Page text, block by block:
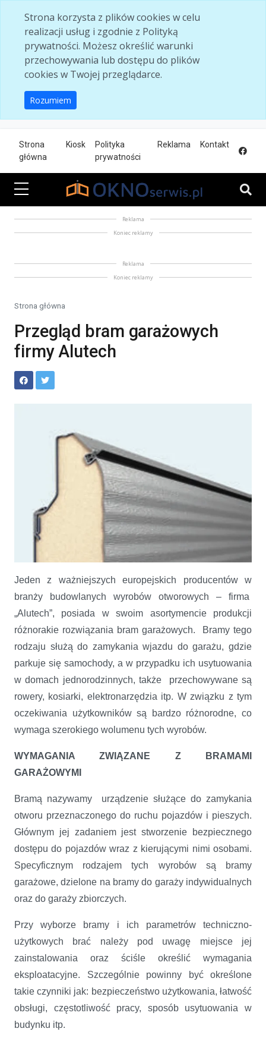
Strona korzysta z plików cookies w celu
realizacji usług i zgodnie z Polityką
prywatności. Możesz określić warunki
przechowywania lub dostępu do plików
cookies w Twojej przeglądarce.
Rozumiem
Strona
główna
Kiosk
Polityka
prywatności
Reklama Kontakt
Reklama
Koniec reklamy
Reklama
Koniec reklamy
Strona główna
Przegląd bram garażowych
firmy Alutech
Przegląd bram garażowych firmy Alutech
Jeden z ważniejszych europejskich producentów w
branży budowlanych wyrobów otworowych – firma
„Alutech”, posiada w swoim asortymencie produkcji
różnorakie rozwiązania bram garażowych. Bramy tego
rodzaju służą do zamykania wjazdu do garażu, gdzie
parkuje się samochody, a w przypadku ich usytuowania
w domach jednorodzinnych, także przechowywane są
rowery, kosiarki, elektronarzędzia itp. W związku z tym
oczekiwania użytkowników są bardzo różnorodne, co
wymaga szerokiego wolumenu tych wyrobów.
WYMAGANIA ZWIĄZANE Z BRAMAMI
GARAŻOWYMI
Bramą nazywamy urządzenie służące do zamykania
otworu przeznaczonego do ruchu pojazdów i pieszych.
Głównym jej zadaniem jest stworzenie bezpiecznego
dostępu do pojazdów wraz z kierującymi nimi osobami.
Specyficznym rodzajem tych wyrobów są bramy
garażowe, dzielone na bramy do garaży indywidualnych
oraz do garaży zbiorczych.
Przy wyborze bramy i ich parametrów techniczno-
użytkowych brać należy pod uwagę miejsce jej
zainstalowania oraz ściśle określić wymagania
eksploatacyjne. Szczególnie powinny być określone
takie czynniki jak: bezpieczeństwo użytkowania, łatwość
obsługi, częstotliwość pracy, sposób usytuowania w
budynku itp.